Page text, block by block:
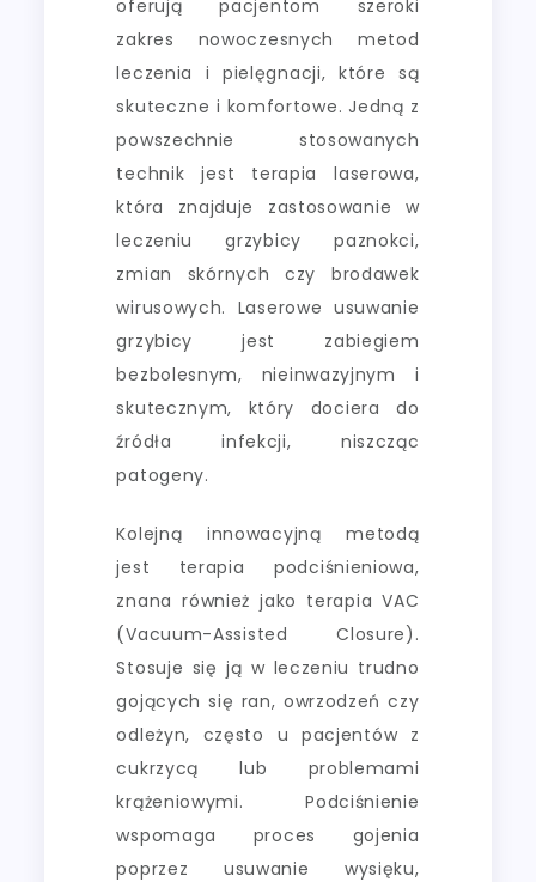
oferują pacjentom szeroki
zakres nowoczesnych metod
leczenia i pielęgnacji, które są
skuteczne i komfortowe. Jedną z
powszechnie stosowanych
technik jest terapia laserowa,
która znajduje zastosowanie w
leczeniu grzybicy paznokci,
zmian skórnych czy brodawek
wirusowych. Laserowe usuwanie
grzybicy jest zabiegiem
bezbolesnym, nieinwazyjnym i
skutecznym, który dociera do
źródła infekcji, niszcząc
patogeny.
Kolejną innowacyjną metodą
jest terapia podciśnieniowa,
znana również jako terapia VAC
(Vacuum-Assisted Closure).
Stosuje się ją w leczeniu trudno
gojących się ran, owrzodzeń czy
odleżyn, często u pacjentów z
cukrzycą lub problemami
krążeniowymi. Podciśnienie
wspomaga proces gojenia
poprzez usuwanie wysięku,